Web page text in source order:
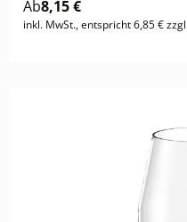
Ab8,15 €
inkl. MwSt., entspricht 6,85 €